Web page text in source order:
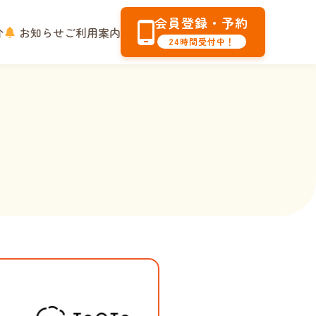
お知らせご利用案内
会員登録・予約
24時間受付中！